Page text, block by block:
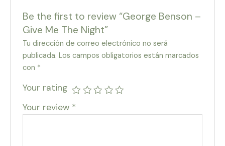
Be the first to review “George Benson –
Give Me The Night”
Tu dirección de correo electrónico no será
publicada. Los campos obligatorios están marcados
con *
Your rating
Your review *